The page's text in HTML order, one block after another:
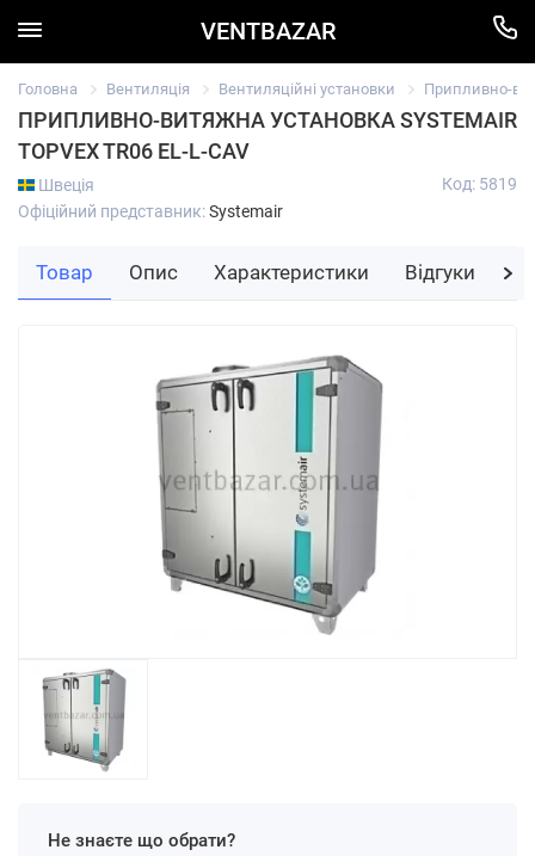
VENTBAZAR
Головна Вентиляція Вентиляційні установки Припливно-
ПРИПЛИВНО-ВИТЯЖНА УСТАНОВКА SYSTEMAIR
TOPVEX TR06 EL-L-CAV
Швеція
Офіційний представник:Systemair
Код: 5819
Не знаєте що обрати?
Товар Опис Характеристики Відгуки